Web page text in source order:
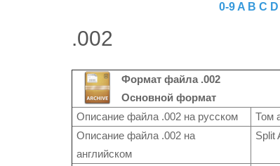
0-9 A B C D
.002
Формат файла .002
Основной формат
Описание файла .002 на русском
Том
Описание файла .002 на
английском
Split